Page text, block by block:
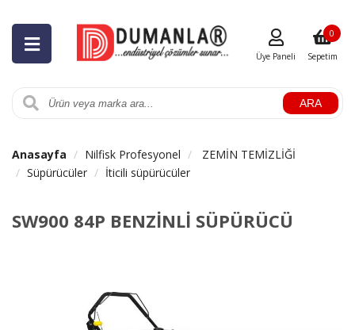
ARA
Üye Paneli Sepetim
0
Anasayfa Nilfisk Profesyonel
ZEMİN TEMİZLİĞİ
Süpürücüler
İticili süpürücüler
SW900 84P BENZİNLİ SÜPÜRÜCÜ